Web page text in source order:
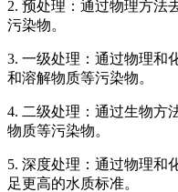
2. 预处理：通过物理方法
污染物。
3. 一级处理：通过物理和
和溶解物质等污染物。
4. 二级处理：通过生物方
物质等污染物。
5. 深度处理：通过物理和
足更高的水质标准。